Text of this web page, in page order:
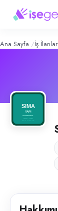
Konum:
Sima Yapı
Sekreter (Bayan)
Ana Sayfa İş İlanları